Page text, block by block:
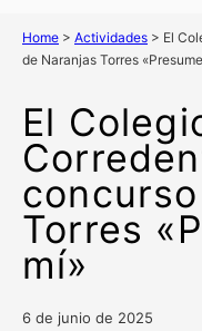
Home > Actividades > El
de Naranjas Torres
El
Torres
mí»
6 de junio de 2025